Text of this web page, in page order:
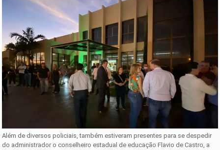
Além de diversos policiais, também estiveram presentes para se despedir
do administrador o conselheiro estadual de educação Flavio de Castro, a